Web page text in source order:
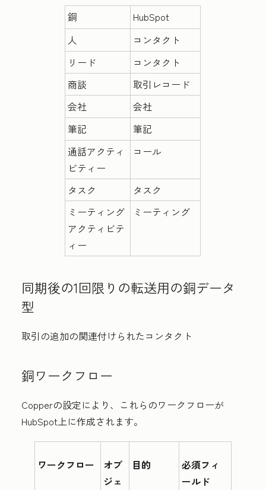
銅
HubSpot
人
コンタクト
リード
コンタクト
商談
取引レコード
会社
会社
筆記
筆記
通話アクティ
ビティー
コール
タスク
タスク
ミーティング
アクティビテ
ィー
ミーティング
同期後の1回限りの転送用の銅データ
型
取引の追加の関連付けられたコンタクト
銅ワークフロー
Copperの設定により、これらのワークフローが
HubSpot上に作成されます。
ワークフロー
オブ
ジェ
目的
必須フィ
ールド